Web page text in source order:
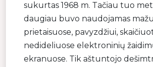
sukurtas 1968 m. Tačiau tuo
daugiau buvo naudojamas
prietaisuose, pavyzdžiui,
nedideliuose elektroninių
ekranuose. Tik aštuntojo